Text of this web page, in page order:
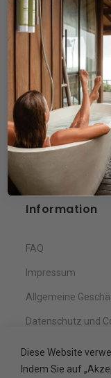
Unternehmen
ADA Cosmetics
Rastatter
Kehl, 77694
Deutschland
Information
FAQ
Impressum
Allgemeine
Datenschutz und
Widerrufsrecht
Diese Website
Indem Sie auf